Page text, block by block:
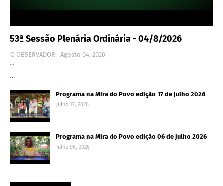
53ª Sessão Plenária Ordinária - 04/8/2026
O OBSERVADOR
Agosto 04, 2026
…
…
Programa na Mira do Povo edição 17 de julho 2026
Julho 17, 2026
Programa na Mira do Povo edição 06 de julho 2026
Julho 06, 2026